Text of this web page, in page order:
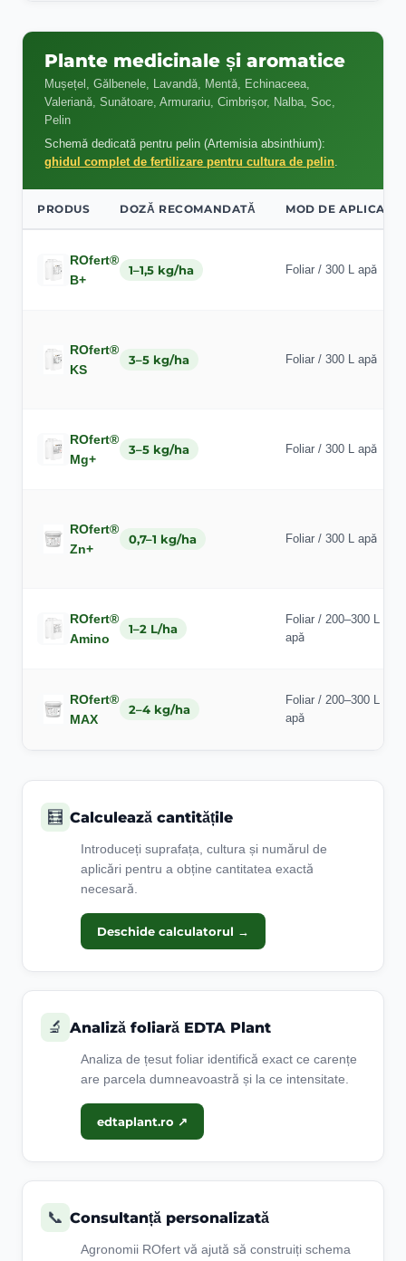
Plante medicinale și aromatice
Mușețel, Gălbenele, Lavandă, Mentă, Echinaceea,
Valeriană, Sunătoare, Armurariu, Cimbrișor, Nalba, Soc,
Pelin
Schemă dedicată pentru pelin (Artemisia absinthium):
ghidul complet de fertilizare pentru cultura de pelin.
PRODUS DOZĂ RECOMANDATĂ MOD DE APLICARE
ROfert®
B+
1–1,5 kg/ha Foliar / 300 L apă
ROfert®
KS
3–5 kg/ha Foliar / 300 L apă
ROfert®
Mg+
3–5 kg/ha Foliar / 300 L apă
ROfert®
Zn+
0,7–1 kg/ha Foliar / 300 L apă
ROfert®
Amino
1–2 L/ha
Foliar / 200–300 L
apă
ROfert®
MAX
2–4 kg/ha
Foliar / 200–300 L
apă
🧮 Calculează cantitățile
Introduceți suprafața, cultura și numărul de
aplicări pentru a obține cantitatea exactă
necesară.
Deschide calculatorul →
🔬 Analiză foliară EDTA Plant
Analiza de țesut foliar identifică exact ce carențe
are parcela dumneavoastră și la ce intensitate.
edtaplant.ro ↗
📞 Consultanță personalizată
Agronomii ROfert vă ajută să construiți schema